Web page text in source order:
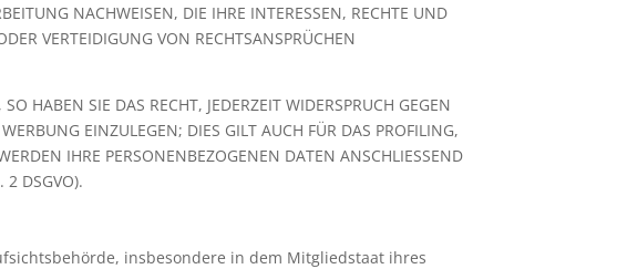
NACHWEISEN, DIE IHRE INTERESSEN, RECHTE UND
VERTEIDIGUNG VON RECHTSANSPRÜCHEN
HABEN SIE DAS RECHT, JEDERZEIT WIDERSPRUCH GEGEN
EINZULEGEN; DIES GILT AUCH FÜR DAS PROFILING,
IHRE PERSONENBEZOGENEN DATEN ANSCHLIESSEND
2 DSGVO).
insbesondere in dem Mitgliedstaat ihres